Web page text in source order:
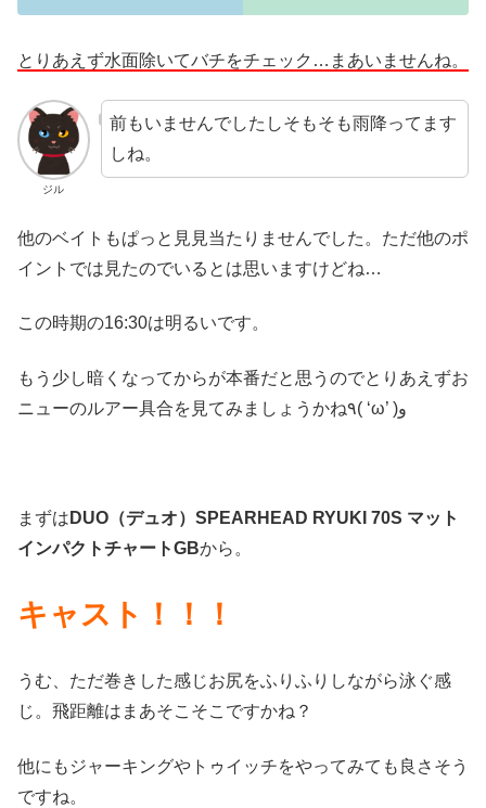
とりあえず水面除いてバチをチェック…まあいませんね。
ジル
前もいませんでしたしそもそも雨降ってます
しね。
他のベイトもぱっと見見当たりませんでした。ただ他のポ
イントでは見たのでいるとは思いますけどね…
この時期の16:30は明るいです。
もう少し暗くなってからが本番だと思うのでとりあえずお
ニューのルアー具合を見てみましょうかね٩( ‘ω’ )و
まずは DUO（デュオ）SPEARHEAD RYUKI 70S マット
インパクトチャートGBから。
キャスト！！！
うむ、ただ巻きした感じお尻をふりふりしながら泳ぐ感
じ。飛距離はまあそこそこですかね？
他にもジャーキングやトゥイッチをやってみても良さそう
ですね。